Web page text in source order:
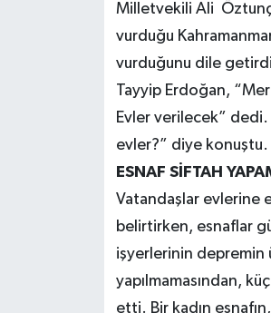
Milletvekili Ali Öztunç
vurduğu
vurduğunu dile
Tayyip Erdoğan,
Evler verilecek”
evler?” diye konuştu.
ESNAF SİFTAH
Vatandaşlar evlerine
belirtirken, esnaflar
işyerlerinin depremin
yapılmamasından,
etti. Bir kadın